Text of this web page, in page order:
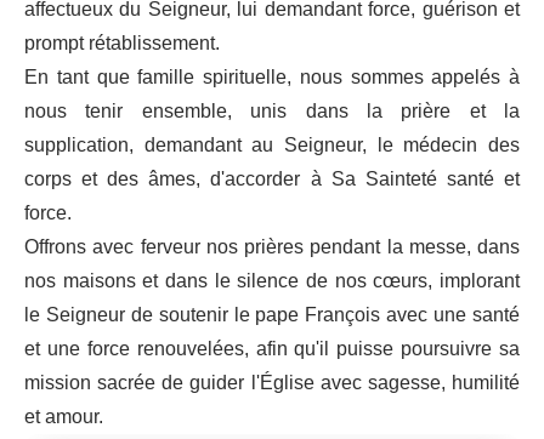
affectueux du Seigneur, lui demandant force, guérison et
prompt rétablissement.
En tant que famille spirituelle, nous sommes appelés à
nous tenir ensemble, unis dans la prière et la
supplication, demandant au Seigneur, le médecin des
corps et des âmes, d'accorder à Sa Sainteté santé et
force.
Offrons avec ferveur nos prières pendant la messe, dans
nos maisons et dans le silence de nos cœurs, implorant
le Seigneur de soutenir le pape François avec une santé
et une force renouvelées, afin qu'il puisse poursuivre sa
mission sacrée de guider l'Église avec sagesse, humilité
et amour.